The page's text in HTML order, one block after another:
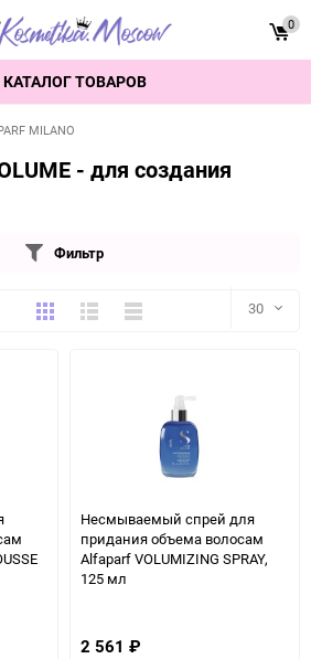
КАТАЛОГ ТОВАРОВ
0
MILANO
- для создания
Фильтр
ПлиткаПодробноКомпактно 30
Несмываемый спрей для
придания объема волосам
Alfaparf VOLUMIZING SPRAY,
125 мл
2 561 ₽